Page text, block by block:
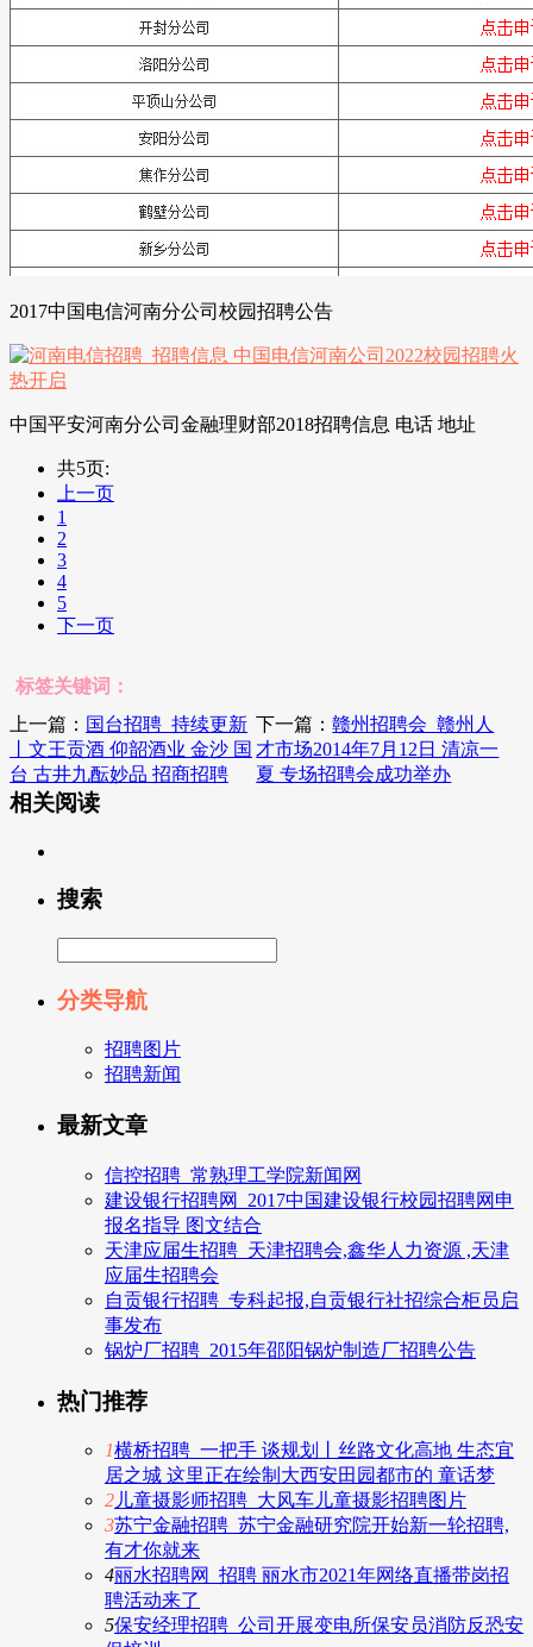
2017中国电信河南分公司校园招聘公告
中国平安河南分公司金融理财部2018招聘信息 电话 地址
共5页:
上一页
1
2
3
4
5
下一页
标签关键词：
上一篇： 国台招聘_持续更新
丨文王贡酒 仰韶酒业 金沙 国
台 古井九酝妙品 招商招聘
下一篇：赣州招聘会_赣州人
才市场2014年7月12日 清凉一
夏 专场招聘会成功举办
相关阅读
搜索
分类导航
招聘图片
招聘新闻
最新文章
信控招聘_常熟理工学院新闻网
建设银行招聘网_2017中国建设银行校园招聘网申
报名指导 图文结合
天津应届生招聘_天津招聘会,鑫华人力资源 ,天津
应届生招聘会
自贡银行招聘_专科起报,自贡银行社招综合柜员启
事发布
锅炉厂招聘_2015年邵阳锅炉制造厂招聘公告
热门推荐
1横桥招聘_一把手 谈规划丨丝路文化高地 生态宜
居之城 这里正在绘制大西安田园都市的 童话梦
2 儿童摄影师招聘_大风车儿童摄影招聘图片
3苏宁金融招聘_苏宁金融研究院开始新一轮招聘,
有才你就来
4丽水招聘网_招聘 丽水市2021年网络直播带岗招
聘活动来了
5保安经理招聘_公司开展变电所保安员消防反恐安